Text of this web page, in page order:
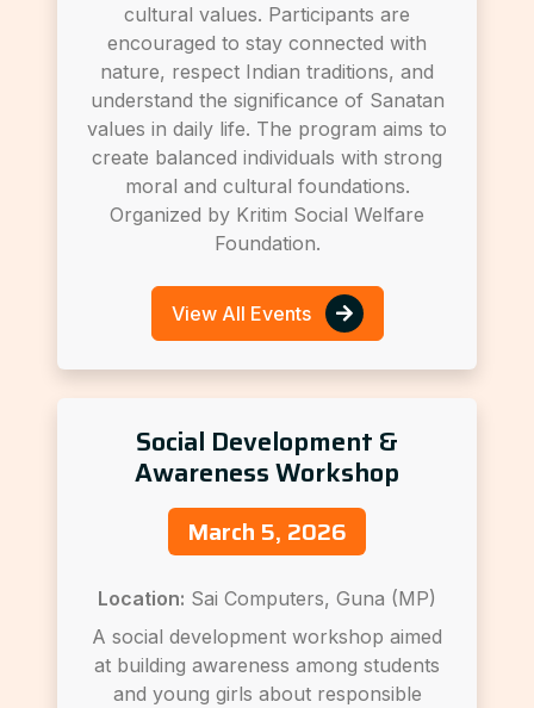
cultural values. Participants are
encouraged to stay connected with
nature, respect Indian traditions, and
understand the significance of Sanatan
values in daily life. The program aims to
create balanced individuals with strong
moral and cultural foundations.
Organized by Kritim Social Welfare
Foundation.
View All Events
Social Development &
Awareness Workshop
March 5, 2026
Location: Sai Computers, Guna (MP)
A social development workshop aimed
at building awareness among students
and young girls about responsible